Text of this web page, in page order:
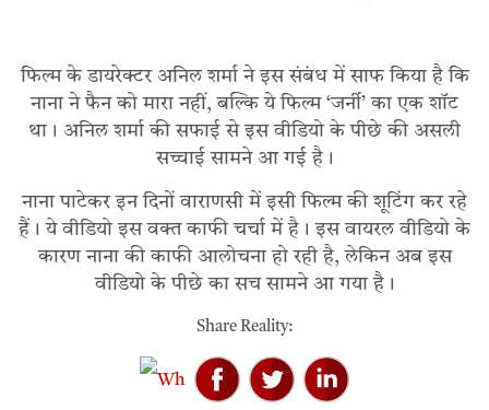
फिल्म के डायरेक्टर अनिल शर्मा ने इस संबंध में साफ किया है कि
नाना ने फैन को मारा नहीं, बल्कि ये फिल्म ‘जर्नी’ का एक शॉट
था। अनिल शर्मा की सफाई से इस वीडियो के पीछे की असली
सच्चाई सामने आ गई है।
नाना पाटेकर इन दिनों वाराणसी में इसी फिल्म की शूटिंग कर रहे
हैं। ये वीडियो इस वक्त काफी चर्चा में है। इस वायरल वीडियो के
कारण नाना की काफी आलोचना हो रही है, लेकिन अब इस
वीडियो के पीछे का सच सामने आ गया है।
Share Reality: